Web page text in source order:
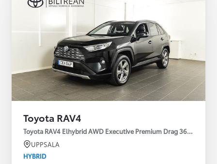
Toyota RAV4
Toyota RAV4 Elhybrid AWD Executive Premium Drag 360-kamera
UPPSALA
HYBRID